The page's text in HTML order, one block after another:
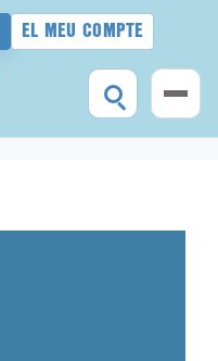
EL MEU COMPTE